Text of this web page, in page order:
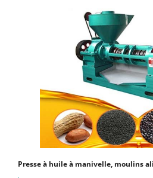
Machine d'extraction d'huile.
Presse à huile à manivelle, moulins